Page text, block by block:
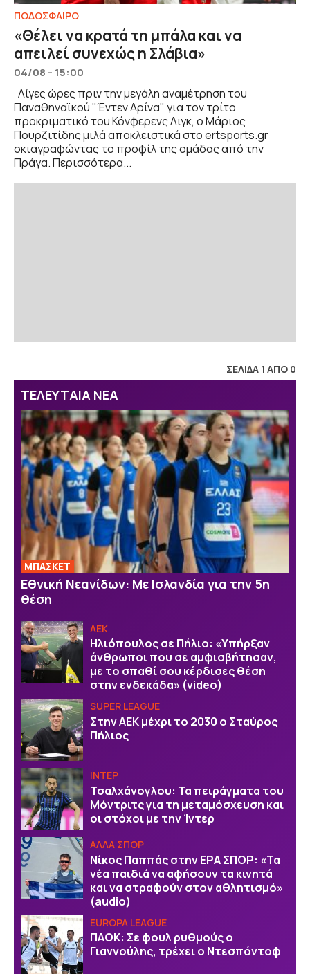
ΠΟΔΟΣΦΑΙΡΟ
«Θέλει να κρατά τη μπάλα και να
απειλεί συνεχώς η Σλάβια»
04/08 - 15:00
Λίγες ώρες πριν την μεγάλη αναμέτρηση του
Παναθηναϊκού "Έντεν Αρίνα" για τον τρίτο
προκριματικό του Κόνφερενς Λιγκ, ο Μάριος
Πουρζιτίδης μιλά αποκλειστικά στο ertsports.gr
σκιαγραφώντας το προφίλ της ομάδας από την
Πράγα. Περισσότερα...
ΣΕΛΙΔΑ 1 ΑΠΟ 0
ΤΕΛΕΥΤΑΙΑ ΝΕΑ
ΜΠΑΣΚΕΤ
Εθνική Νεανίδων: Με Ισλανδία για την 5η
θέση
ΑΕΚ
Ηλιόπουλος σε Πήλιο: «Υπήρξαν
άνθρωποι που σε αμφισβήτησαν,
με το σπαθί σου κέρδισες θέση
στην ενδεκάδα» (video)
SUPER LEAGUE
Στην AEK μέχρι το 2030 ο Σταύρος
Πήλιος
ΙΝΤΕΡ
Τσαλχάνογλου: Τα πειράγματα του
Μόντριτς για τη μεταμόσχευση και
οι στόχοι με την Ίντερ
ΑΛΛΑ ΣΠΟΡ
Νίκος Παππάς στην ΕΡΑ ΣΠΟΡ: «Τα
νέα παιδιά να αφήσουν τα κινητά
και να στραφούν στον αθλητισμό»
(audio)
EUROPA LEAGUE
ΠΑΟΚ: Σε φουλ ρυθμούς ο
Γιαννούλης, τρέχει ο Ντεσπόντοφ